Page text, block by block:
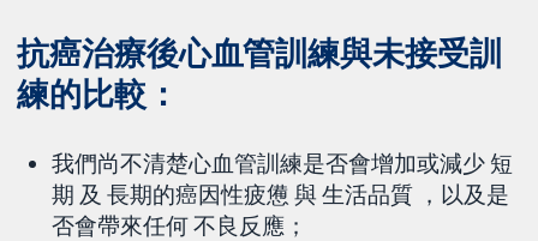
抗癌治療後心血管訓練與未接受訓
練的比較：
我們尚不清楚心血管訓練是否會增加或減少 短
期 及 長期的癌因性疲憊 與 生活品質 ，以及是
否會帶來任何 不良反應；